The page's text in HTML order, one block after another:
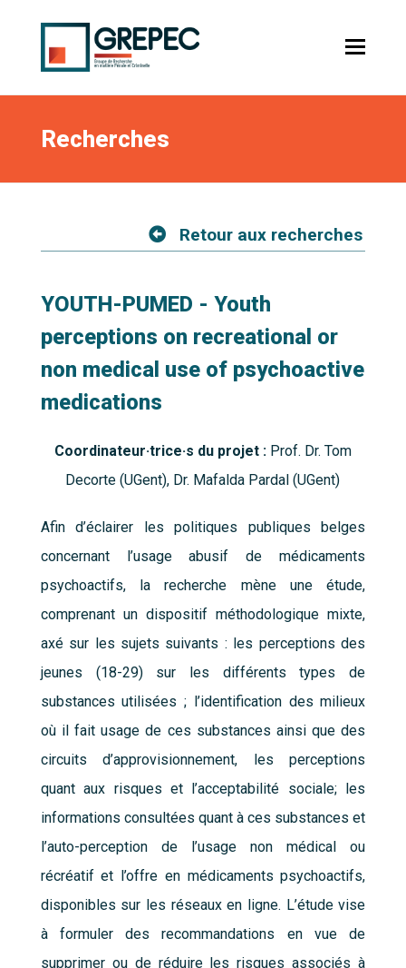
Recherches
Retour aux recherches
YOUTH-PUMED - Youth
perceptions on recreational or
non medical use of psychoactive
medications
Coordinateur·trice·s du projet :Prof. Dr. Tom
Decorte (UGent), Dr. Mafalda Pardal (UGent)
Afin d’éclairer les politiques publiques belges
concernant l’usage abusif de médicaments
psychoactifs, la recherche mène une étude,
comprenant un dispositif méthodologique mixte,
axé sur les sujets suivants : les perceptions des
jeunes (18-29) sur les différents types de
substances utilisées ; l’identification des milieux
où il fait usage de ces substances ainsi que des
circuits d’approvisionnement, les perceptions
quant aux risques et l’acceptabilité sociale; les
informations consultées quant à ces substances et
l’auto-perception de l’usage non médical ou
récréatif et l’offre en médicaments psychoactifs,
disponibles sur les réseaux en ligne. L’étude vise
à formuler des recommandations en vue de
supprimer ou de réduire les risques associés à